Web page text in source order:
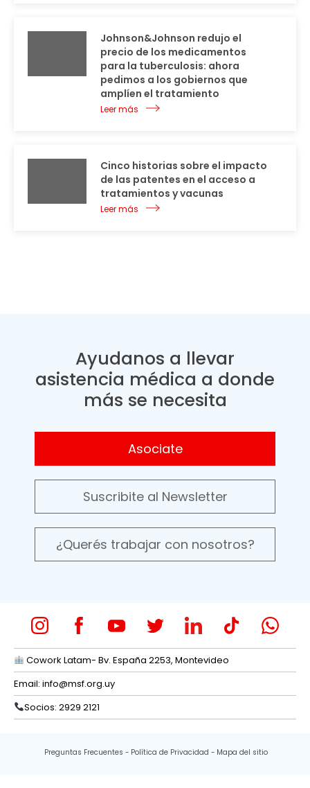
Johnson&Johnson redujo el
precio de los medicamentos
para la tuberculosis: ahora
pedimos a los gobiernos que
amplíen el tratamiento
Leer más
Cinco historias sobre el impacto
de las patentes en el acceso a
tratamientos y vacunas
Leer más
Ayudanos a llevar
asistencia médica a donde
más se necesita
Asociate
Suscribite al Newsletter
¿Querés trabajar con nosotros?
Cowork Latam- Bv. España 2253, Montevideo
Email: info@msf.org.uy
Socios: 2929 2121
Preguntas Frecuentes Política de Privacidad Mapa del sitio